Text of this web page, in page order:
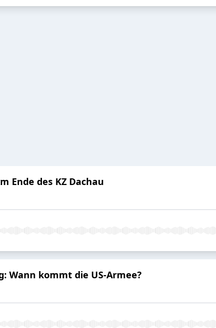
Ende des KZ Dachau
Wann kommt die US-Armee?